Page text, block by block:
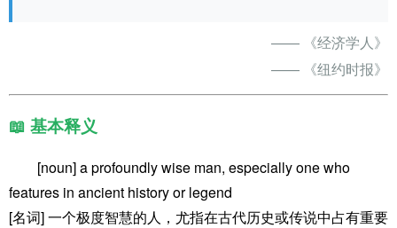
—— 《经济学人》
—— 《纽约时报》
📖 基本释义
[noun] a profoundly wise man, especially one who
features in ancient history or legend
[名词] 一个极度智慧的人，尤指在古代历史或传说中占有重要